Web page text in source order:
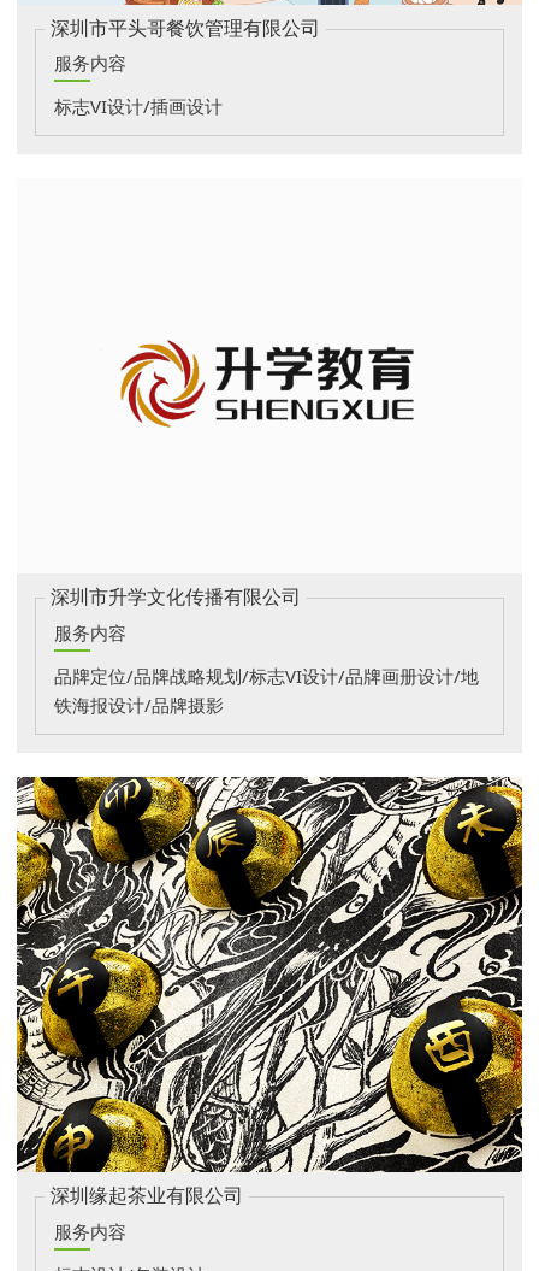
深圳市平头哥餐饮管理有限公司
服务内容
标志VI设计/插画设计
深圳市升学文化传播有限公司
服务内容
品牌定位/品牌战略规划/标志VI设计/品牌画册设计/地
铁海报设计/品牌摄影
深圳缘起茶业有限公司
服务内容